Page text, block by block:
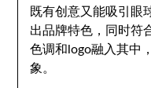
既有创意又能吸引眼
出品牌特色，同时符
色调和logo融入其中
象。